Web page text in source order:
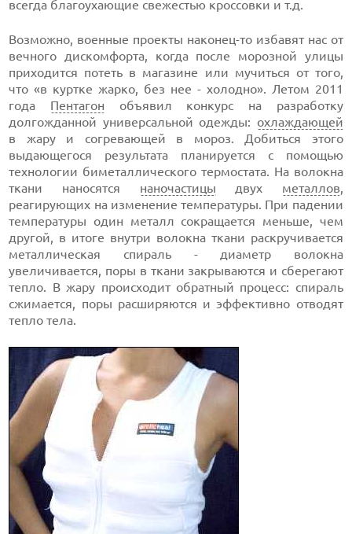
всегда благоухающие свежестью кроссовки и т.д.
Возможно, военные проекты наконец-то избавят нас от
вечного дискомфорта, когда после морозной улицы
приходится потеть в магазине или мучиться от того,
что «в куртке жарко, без нее - холодно». Летом 2011
года Пентагон объявил конкурс на разработку
долгожданной универсальной одежды: охлаждающей
в жару и согревающей в мороз. Добиться этого
выдающегося результата планируется с помощью
технологии биметаллического термостата. На волокна
ткани наносятся наночастицы двух металлов,
реагирующих на изменение температуры. При падении
температуры один металл сокращается меньше, чем
другой, в итоге внутри волокна ткани раскручивается
металлическая спираль - диаметр волокна
увеличивается, поры в ткани закрываются и сберегают
тепло. В жару происходит обратный процесс: спираль
сжимается, поры расширяются и эффективно отводят
тепло тела.